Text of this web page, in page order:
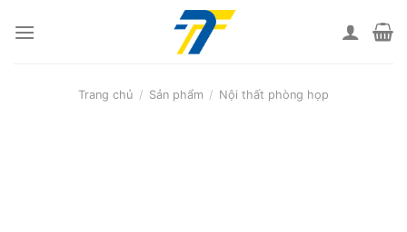
Trang chủ / Sản phẩm / Nội thất phòng họp